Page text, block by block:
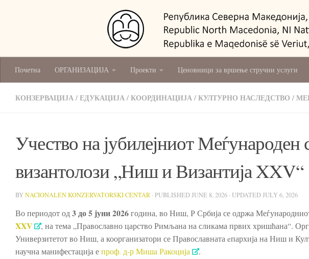
National Conservation Centre - Skopje
Почетна ОРГАНИЗАЦИЈА Проекти Ценовници за вршење стручни услуги
КОНЗЕРВАЦИЈА/ЕДУКАЦИЈА/КООРДИНАЦИЈА/КУЛТУРНО НАСЛЕДСТВО /
Учество на јубилејниот
византолози „Ниш и Византија XXV“
BY NACIONALEN KONZERVATORSKI CENTAR · PUBLISHEDJUNE 8, 2026 · UPDATEDJULY 6, 2026
Во периодот од3 до 5 јуни 2026година, во Ниш, Р Србија се одржа
XXV
, на тема „Православно царство Римљана на сликама првих хришћана“.
Универзитетот во Ниш, а коорганизатори се Православната eпархија на Ниш и
научна манифестација епроф. д-р Миша Ракоција
.